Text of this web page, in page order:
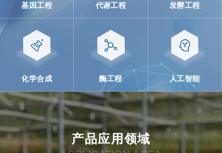
基因工程 代谢工程 发酵工程
化学合成 酶工程 人工智能
产品应用领域
可以介绍下你们的产品吗？